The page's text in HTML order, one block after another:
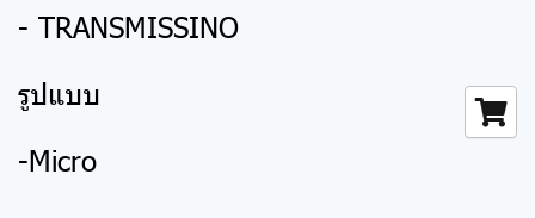
- TRANSMISSINO
รูปแบบ
-Micro